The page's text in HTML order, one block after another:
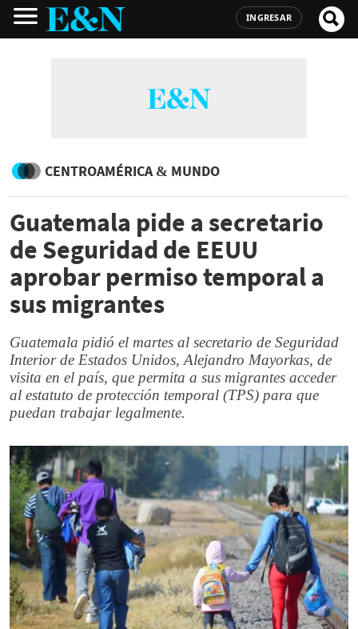
INGRESAR
CENTROAMÉRICA & MUNDO
Guatemala pide a secretario
de Seguridad de EEUU
aprobar permiso temporal a
sus migrantes
Guatemala pidió el martes al secretario de Seguridad
Interior de Estados Unidos, Alejandro Mayorkas, de
visita en el país, que permita a sus migrantes acceder
al estatuto de protección temporal (TPS) para que
puedan trabajar legalmente.